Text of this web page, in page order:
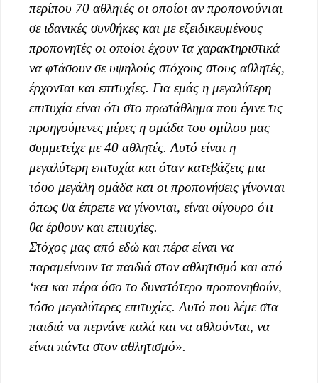
περίπου 70 αθλητές οι οποίοι αν προπονούνται
σε ιδανικές συνθήκες και με εξειδικευμένους
προπονητές οι οποίοι έχουν τα χαρακτηριστικά
να φτάσουν σε υψηλούς στόχους στους αθλητές,
έρχονται και επιτυχίες. Για εμάς η μεγαλύτερη
επιτυχία είναι ότι στο πρωτάθλημα που έγινε τις
προηγούμενες μέρες η ομάδα του ομίλου μας
συμμετείχε με 40 αθλητές. Αυτό είναι η
μεγαλύτερη επιτυχία και όταν κατεβάζεις μια
τόσο μεγάλη ομάδα και οι προπονήσεις γίνονται
όπως θα έπρεπε να γίνονται, είναι σίγουρο ότι
θα έρθουν και επιτυχίες.
Στόχος μας από εδώ και πέρα είναι να
παραμείνουν τα παιδιά στον αθλητισμό και από
‘κει και πέρα όσο το δυνατότερο προπονηθούν,
τόσο μεγαλύτερες επιτυχίες. Αυτό που λέμε στα
παιδιά να περνάνε καλά και να αθλούνται, να
είναι πάντα στον αθλητισμό».